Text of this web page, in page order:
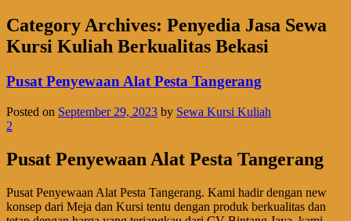
Category Archives: Penyedia Jasa Sewa
Kursi Kuliah Berkualitas Bekasi
Pusat Penyewaan Alat Pesta Tangerang
Posted on September 29, 2023 by Sewa Kursi Kuliah
2
Pusat Penyewaan Alat Pesta Tangerang
Pusat Penyewaan Alat Pesta Tangerang. Kami hadir dengan new
konsep dari Meja dan Kursi tentu dengan produk berkualitas dan